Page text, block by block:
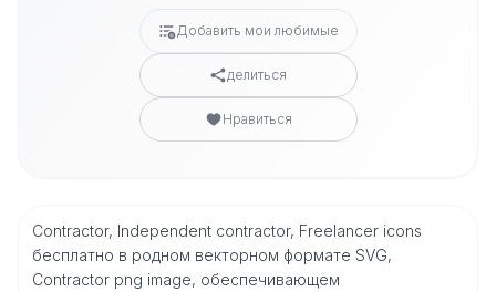
Добавить мои любимые
делиться
Нравиться
Contractor, Independent contractor, Freelancer icons
бесплатно в родном векторном формате SVG,
Contractor png image, обеспечивающем